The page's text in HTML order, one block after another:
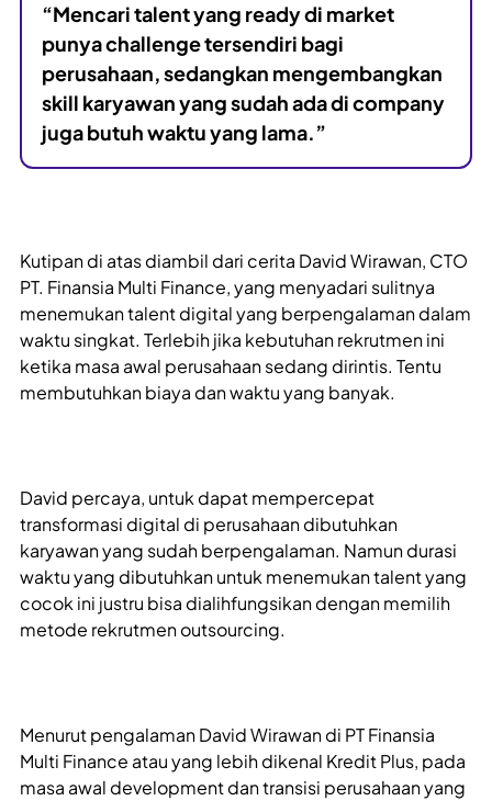
“Mencari talent yang ready di market
punya challenge tersendiri bagi
perusahaan, sedangkan mengembangkan
skill karyawan yang sudah ada di company
juga butuh waktu yang lama.”
Kutipan di atas diambil dari cerita David Wirawan, CTO
PT. Finansia Multi Finance, yang menyadari sulitnya
menemukan talent digital yang berpengalaman dalam
waktu singkat. Terlebih jika kebutuhan rekrutmen ini
ketika masa awal perusahaan sedang dirintis. Tentu
membutuhkan biaya dan waktu yang banyak.
David percaya, untuk dapat mempercepat
transformasi digital di perusahaan dibutuhkan
karyawan yang sudah berpengalaman. Namun durasi
waktu yang dibutuhkan untuk menemukan talent yang
cocok ini justru bisa dialihfungsikan dengan memilih
metode rekrutmen outsourcing.
Menurut pengalaman David Wirawan di PT Finansia
Multi Finance atau yang lebih dikenal Kredit Plus, pada
masa awal development dan transisi perusahaan yang